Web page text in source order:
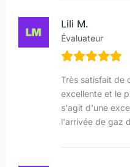
Lili M.
Évaluateur
Très satisfait de
excellente et le
s'agit d'une
l'arrivée de gaz